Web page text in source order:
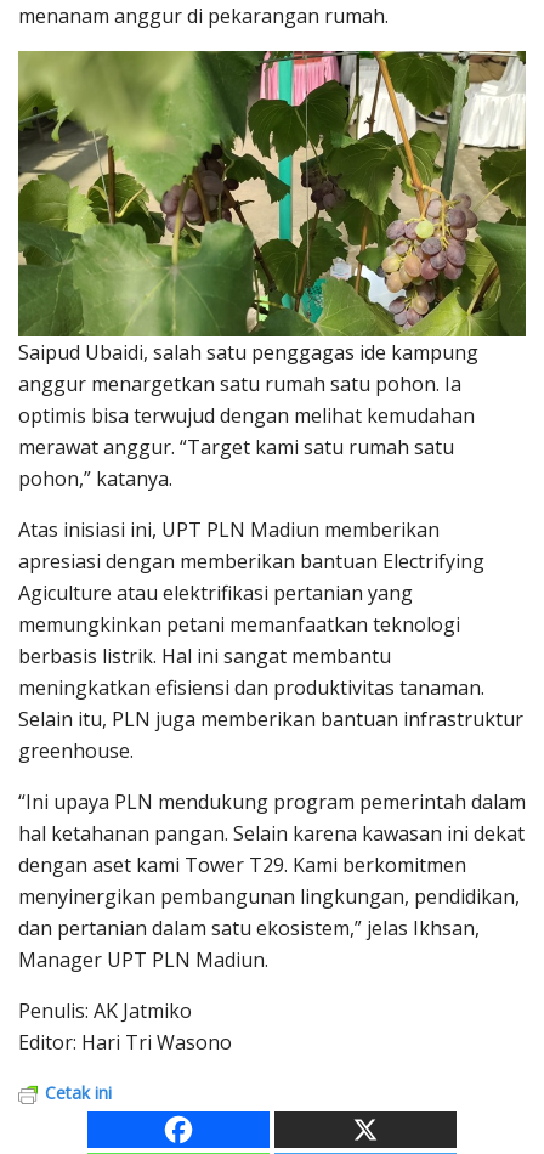
menanam anggur di pekarangan rumah.
Saipud Ubaidi, salah satu penggagas ide kampung
anggur menargetkan satu rumah satu pohon. Ia
optimis bisa terwujud dengan melihat kemudahan
merawat anggur. “Target kami satu rumah satu
pohon,” katanya.
Atas inisiasi ini, UPT PLN Madiun memberikan
apresiasi dengan memberikan bantuan Electrifying
Agiculture atau elektrifikasi pertanian yang
memungkinkan petani memanfaatkan teknologi
berbasis listrik. Hal ini sangat membantu
meningkatkan efisiensi dan produktivitas tanaman.
Selain itu, PLN juga memberikan bantuan infrastruktur
greenhouse.
“Ini upaya PLN mendukung program pemerintah dalam
hal ketahanan pangan. Selain karena kawasan ini dekat
dengan aset kami Tower T29. Kami berkomitmen
menyinergikan pembangunan lingkungan, pendidikan,
dan pertanian dalam satu ekosistem,” jelas Ikhsan,
Manager UPT PLN Madiun.
Penulis: AK Jatmiko
Editor: Hari Tri Wasono
Cetak ini